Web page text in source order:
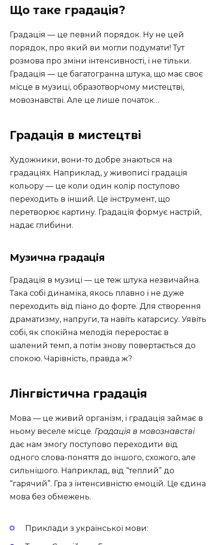
Що таке градація?
Градація — це певний порядок. Ну не цей
порядок, про який ви могли подумати! Тут
розмова про зміни інтенсивності, і не тільки.
Градація — це багатогранна штука, що має своє
місце в музиці, образотворчому мистецтві,
мовознавстві. Але це лише початок…
Градація в мистецтві
Художники, вони-то добре знаються на
градаціях. Наприклад, у живописі градація
кольору — це коли один колір поступово
переходить в інший. Це інструмент, що
перетворює картину. Градація формує настрій,
надає глибини.
Музична градація
Градація в музиці — це теж штука незвичайна.
Така собі динаміка, якось плавно і не дуже
переходить від піано до форте. Для створення
драматизму, напруги, та навіть катарсису. Уявіть
собі, як спокійна мелодія переростає в
шалений темп, а потім знову повертається до
спокою. Чарівність, правда ж?
Лінгвістична градація
Мова — це живий організм, і градація займає в
ньому веселе місце. Градація в мовознавстві
дає нам змогу поступово переходити від
одного слова-поняття до іншого, схожого, але
сильнішого. Наприклад, від “теплий” до
“гарячий”. Гра з інтенсивністю емоцій. Це єдина
мова без обмежень.
Приклади з української мови: